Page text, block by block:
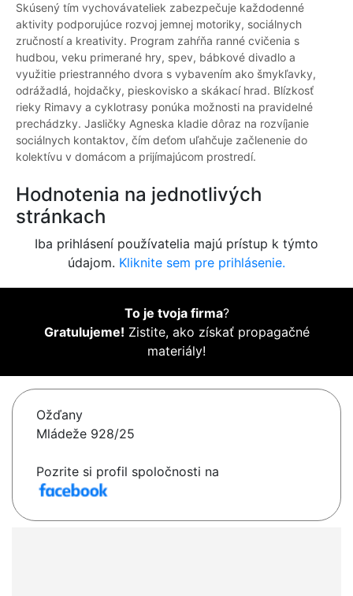
Skúsený tím vychovávateliek zabezpečuje každodenné
aktivity podporujúce rozvoj jemnej motoriky, sociálnych
zručností a kreativity. Program zahŕňa ranné cvičenia s
hudbou, veku primerané hry, spev, bábkové divadlo a
využitie priestranného dvora s vybavením ako šmykľavky,
odrážadlá, hojdačky, pieskovisko a skákací hrad. Blízkosť
rieky Rimavy a cyklotrasy ponúka možnosti na pravidelné
prechádzky. Jasličky Agneska kladie dôraz na rozvíjanie
sociálnych kontaktov, čím deťom uľahčuje začlenenie do
kolektívu v domácom a prijímajúcom prostredí.
Hodnotenia na jednotlivých
stránkach
Iba prihlásení používatelia majú prístup k týmto
údajom. Kliknite sem pre prihlásenie.
To je tvoja firma?
Gratulujeme! Zistite, ako získať propagačné
materiály!
Ožďany
Mládeže 928/25
Pozrite si profil spoločnosti na